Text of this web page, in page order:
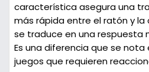
característica asegura una
más rápida entre el ratón y
se traduce en una respuesta
Es una diferencia que se
juegos que requieren